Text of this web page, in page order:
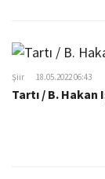
Şiir 18.05.2022 06:43
Tartı / B. Hakan